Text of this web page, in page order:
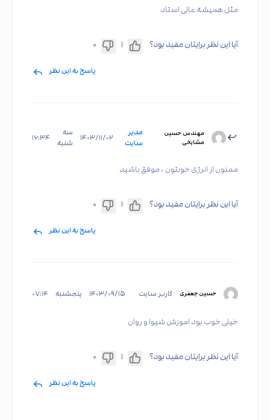
مثل همیشه عالی استاد
آیا این نظر برایتان مفید بود؟ ۱ ۰
پاسخ به این نظر
مهندس حسین
مشایخی
مدیر
سایت
۱۴۰۳/۱۱/۰۲
سه
شنبه
۱۶:۳۴
ممنون از انرژی خوبتون ، موفق باشید
آیا این نظر برایتان مفید بود؟ ۱ ۰
پاسخ به این نظر
حسین جعفری کاربر سایت ۱۴۰۳/۰۹/۱۵ پنجشنبه ۰۷:۱۴
خیلی خوب بود اموزش شیوا و روان
آیا این نظر برایتان مفید بود؟ ۱ ۰
پاسخ به این نظر